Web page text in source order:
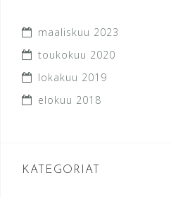
maaliskuu 2023
toukokuu 2020
lokakuu 2019
elokuu 2018
KATEGORIAT